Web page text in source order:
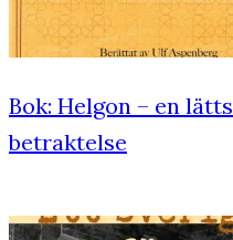
Bok: Helgon – en
betraktelse